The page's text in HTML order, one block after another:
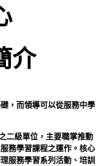
介
，而領導可以從服務中學
級單位，主要職掌推動
務學習課程之運作。核心
服務學習系列活動、培訓